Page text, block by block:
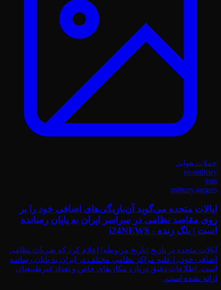
حملات هوایی
us-military
iran
military-targets
ایالات متحده می‌گوید آن‌بازیگی‌های اضافی خود را بر
روی مقاصد نظامی در سراسر ایران به پایان رسانده
است | بلگ زنده - i24NEWS
ایالات متحده در تاریخ [تاریخ مربوطه] اعلام کرد که ضربات نظامی
اضافی خود را علیه مراکز نظامی مختلف در ایران به پایان رسانده
است. اطلاعات دقیق درباره مکان‌های خاص و تعداد غیرطبیعیان
ارائه نشده است.